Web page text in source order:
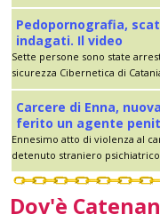
Pedopornografia,
indagati. Il video
Sette persone sono state
sicurezza Cibernetica di
Carcere di Enna,
ferito un agente
Ennesimo atto di violenza al
detenuto straniero
Dov'è